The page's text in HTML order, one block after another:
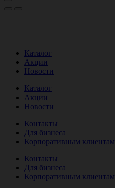
Каталог
Акции
Новости
Каталог
Акции
Новости
Контакты
Для бизнеса
Корпоративным клиентам
Контакты
Для бизнеса
Корпоративным клиентам